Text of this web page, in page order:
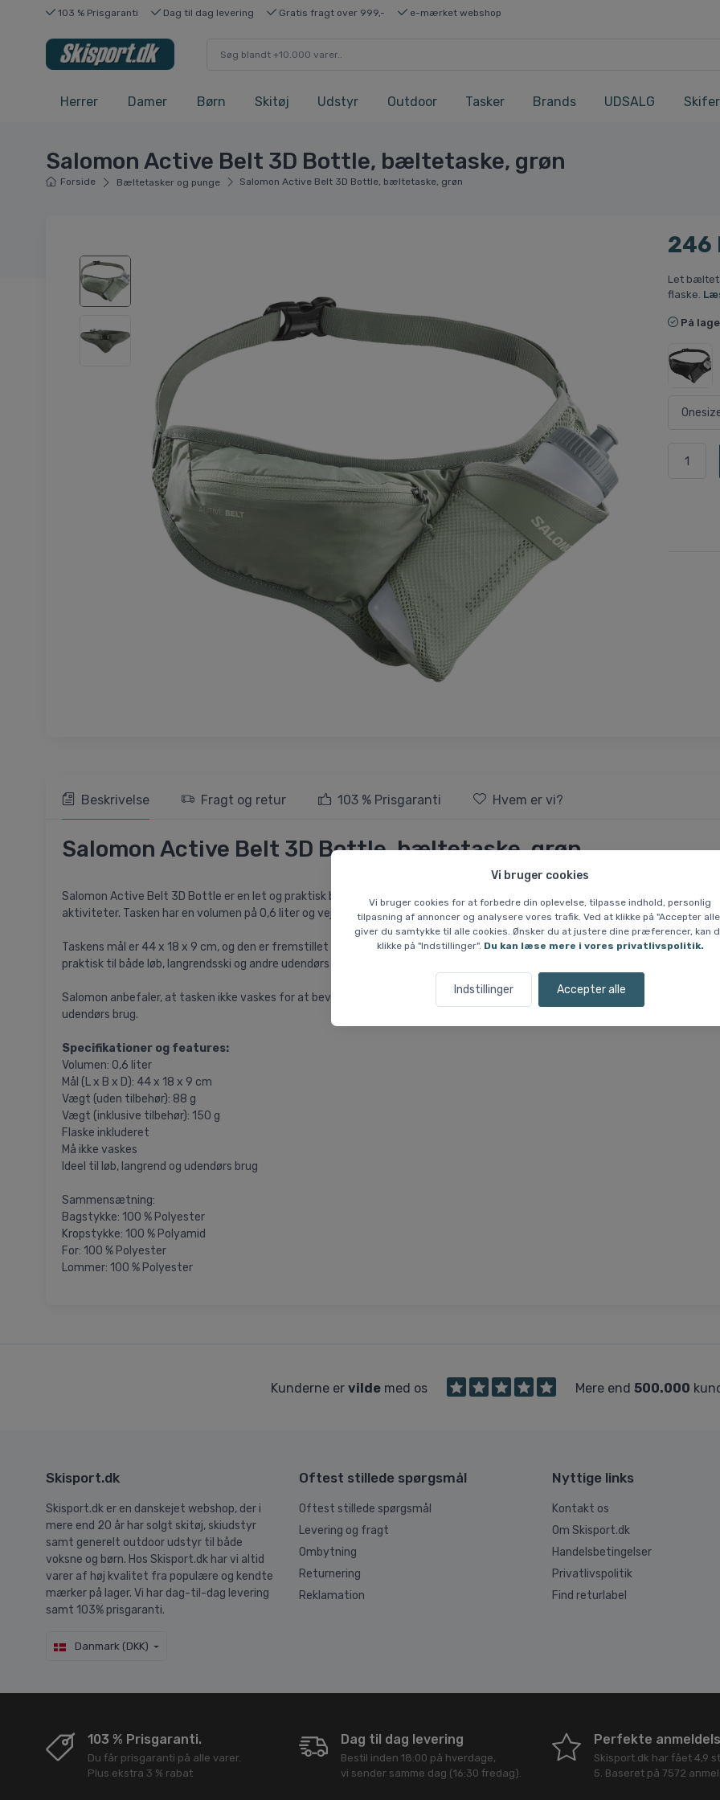
Vi bruger cookies
Vi bruger cookies for at forbedre din oplevelse, tilpasse indhold, personlig
tilpasning af annoncer og analysere vores trafik. Ved at klikke på "Accepter
giver du samtykke til alle cookies. Ønsker du at justere dine præferencer, kan
klikke på "Indstillinger". Du kan læse mere i vores privatlivspolitik.
Indstillinger Accepter alle
103 % Prisgaranti Dag til dag levering Gratis fragt over 999,- e-mærket webshop
Herrer Damer Børn Skitøj Udstyr Outdoor Tasker Brands UDSALG
Salomon Active Belt 3D Bottle, bæltetaske, grøn
Forside Bæltetasker og punge Salomon Active Belt 3D Bottle, bæltetaske, grøn
246
Let
flaske.
På
Beskrivelse Fragt og retur 103 % Prisgaranti Hvem er vi?
Salomon Active Belt 3D Bottle, bæltetaske, grøn
Salomon Active Belt 3D Bottle er en let og praktisk bæltetaske designet til aktiv brug. Tasken leveres med en 3D-flaske, der
aktiviteter. Tasken har en volumen på 0,6 liter og vejer kun 88 gram uden tilbehør og 150 gram inklusive flasken.
Taskens mål er 44 x 18 x 9 cm, og den er fremstillet af slidstærke materialer: bagstykke, front og lommer er 100 % polyester,
praktisk til både løb, langrendsski og andre udendørs aktiviteter.
Salomon anbefaler, at tasken ikke vaskes for at bevare dens kvalitet. Tasken er ideel til opbevaring af væske og små
udendørs brug.
Specifikationer og features:
Volumen: 0,6 liter
Mål (L x B x D): 44 x 18 x 9 cm
Vægt (uden tilbehør): 88 g
Vægt (inklusive tilbehør): 150 g
Flaske inkluderet
Må ikke vaskes
Ideel til løb, langrend og udendørs brug
Sammensætning:
Bagstykke: 100 % Polyester
Kropstykke: 100 % Polyamid
For: 100 % Polyester
Lommer: 100 % Polyester
Kunderne er vildemed os Mere end 500.000
Skisport.dk
Skisport.dk er en danskejet webshop, der i
mere end 20 år har solgt skitøj, skiudstyr
samt generelt outdoor udstyr til både
voksne og børn. Hos Skisport.dk har vi altid
varer af høj kvalitet fra populære og kendte
mærker på lager. Vi har dag-til-dag levering
samt 103% prisgaranti.
Danmark (DKK)
Oftest stillede spørgsmål
Oftest stillede spørgsmål
Levering og fragt
Ombytning
Returnering
Reklamation
Nyttige links
Kontakt os
Om Skisport.dk
Handelsbetingelser
Privatlivspolitik
Find returlabel
103 % Prisgaranti.
Du får prisgaranti på alle varer.
Plus ekstra 3 % rabat
Dag til dag levering
Bestil inden 18:00 på hverdage,
vi sender samme dag (16:30 fredag).
Perfekte
Skisport.dk har fået 4,9
5. Baseret på 7572